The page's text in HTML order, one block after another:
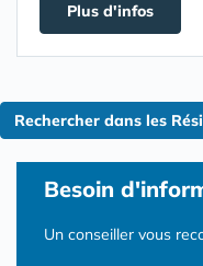
Plus d'infos
Rechercher dans les
Besoin
Un conseiller vous